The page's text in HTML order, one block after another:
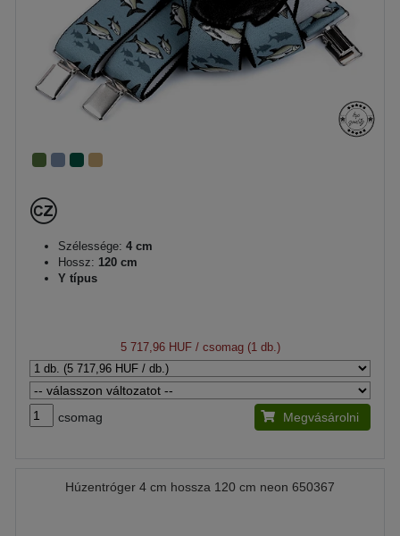
Szélessége: 4 cm
Hossz: 120 cm
Y típus
5 717,96 HUF/ csomag (1 db.)
csomag Megvásárolni
Húzentróger 4 cm hossza 120 cm neon 650367